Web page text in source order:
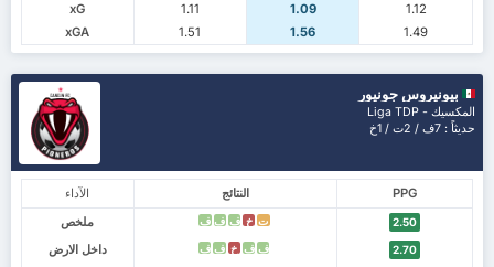
xG
1.11 1.09
1.12
xGA
1.51 1.56 1.49
بيونيروس جونيور
المكسيك - Liga TDP
حديثاً : 7ف / 2ت / 1خ
الآداء النتائج
PPG
ملخص
ت خ ف ف ف 2.50
داخل الارض ف ف خ ف ف 2.70